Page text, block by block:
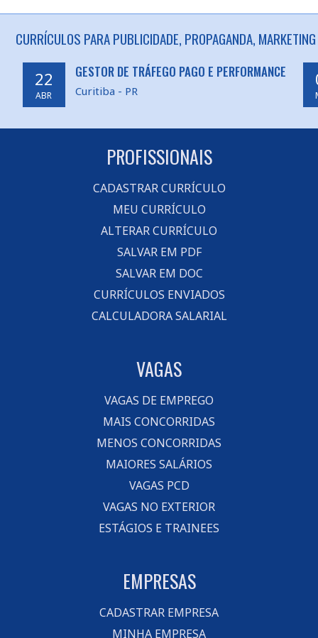
CURRÍCULOS PARA PUBLICIDADE, PROPAGANDA,
22
ABR
GESTOR DE TRÁFEGO PAGO E PERFORMANCE
Curitiba - PR
PROFISSIONAIS
CADASTRAR CURRÍCULO
MEU CURRÍCULO
ALTERAR CURRÍCULO
SALVAR EM PDF
SALVAR EM DOC
CURRÍCULOS ENVIADOS
CALCULADORA SALARIAL
VAGAS
VAGAS DE EMPREGO
MAIS CONCORRIDAS
MENOS CONCORRIDAS
MAIORES SALÁRIOS
VAGAS PCD
VAGAS NO EXTERIOR
ESTÁGIOS E TRAINEES
EMPRESAS
CADASTRAR EMPRESA
MINHA EMPRESA